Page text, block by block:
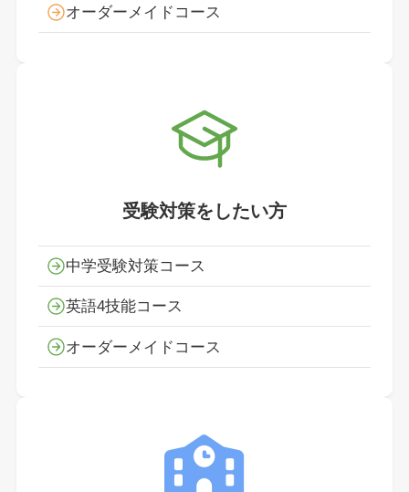
オーダーメイドコース
受験対策をしたい方
中学受験対策コース
英語4技能コース
オーダーメイドコース